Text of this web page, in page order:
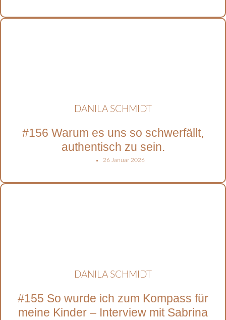
DANILA SCHMIDT
#156 Warum es uns so schwerfällt,
authentisch zu sein.
26 Januar 2026
DANILA SCHMIDT
#155 So wurde ich zum Kompass für
meine Kinder – Interview mit Sabrina